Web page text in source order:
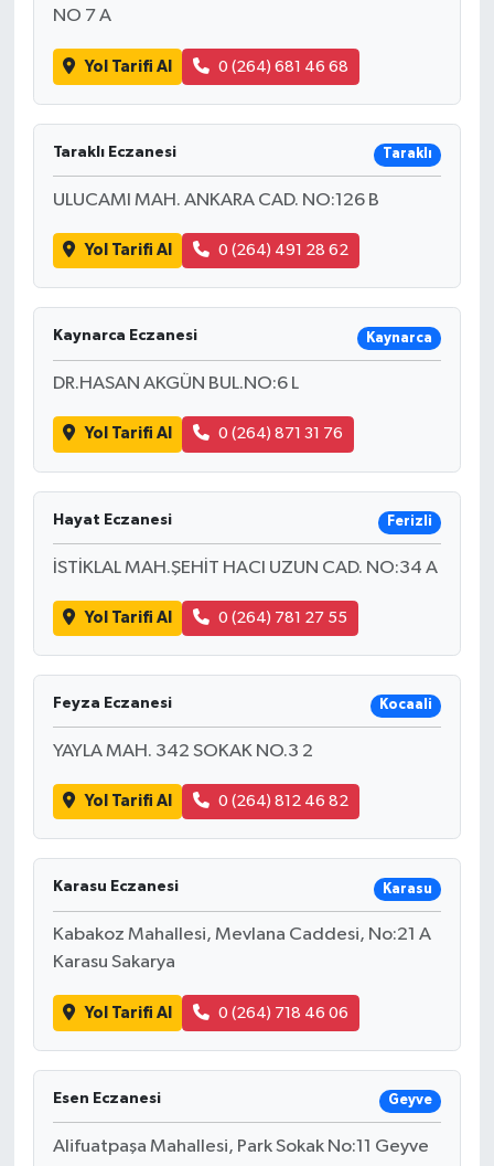
NO 7 A
Yol Tarifi Al 0 (264) 681 46 68
Taraklı Eczanesi Taraklı
ULUCAMI MAH. ANKARA CAD. NO:126 B
Yol Tarifi Al 0 (264) 491 28 62
Kaynarca Eczanesi Kaynarca
DR.HASAN AKGÜN BUL.NO:6 L
Yol Tarifi Al 0 (264) 871 31 76
Hayat Eczanesi Ferizli
İSTİKLAL MAH.ŞEHİT HACI UZUN CAD. NO:34 A
Yol Tarifi Al 0 (264) 781 27 55
Feyza Eczanesi Kocaali
YAYLA MAH. 342 SOKAK NO.3 2
Yol Tarifi Al 0 (264) 812 46 82
Karasu Eczanesi Karasu
Kabakoz Mahallesi, Mevlana Caddesi, No:21 A
Karasu Sakarya
Yol Tarifi Al 0 (264) 718 46 06
Esen Eczanesi Geyve
Alifuatpaşa Mahallesi, Park Sokak No:11 Geyve